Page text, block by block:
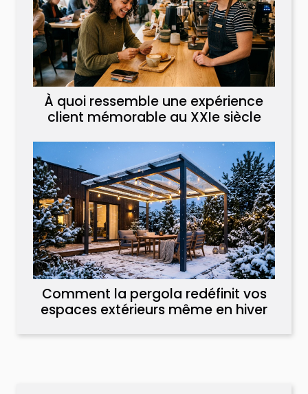
À quoi ressemble une expérience
client mémorable au XXIe siècle
Comment la pergola redéfinit vos
espaces extérieurs même en hiver